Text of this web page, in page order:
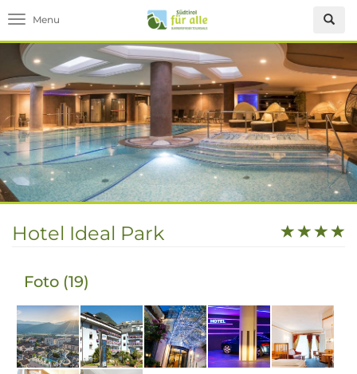
Toggle navigation
Hotel Ideal Park
Foto (19)